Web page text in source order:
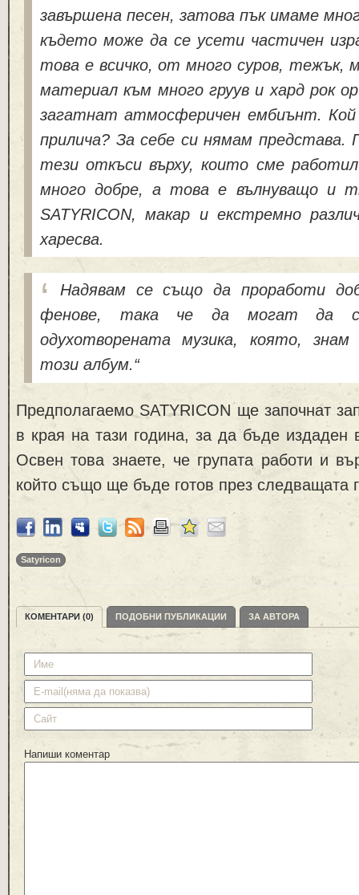
завършена песен, затова пък имаме
където може да се усети частичен
това е всичко, от много суров, тежък,
материал към много груув и хард рок
загатнат атмосферичен ембиънт. Кой
прилича? За себе си нямам представа.
тези откъси върху, които сме
много добре, а това е вълнуващо и
SATYRICON, макар и екстремно
харесва.
Надявам се също да проработи
фенове, така че да могат да
одухотворената музика, която,
този албум.“
Предполагаемо SATYRICON ще започнат
в края на тази година, за да бъде издаден
Освен това знаете, че групата работи и
който също ще бъде готов през следващата
Satyricon
КОМЕНТАРИ (0) ПОДОБНИ ПУБЛИКАЦИИ ЗА АВТОРА
Напиши коментар